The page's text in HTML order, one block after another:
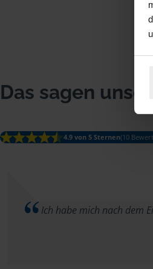
Das sagen
4.9 von 5 Sternen(10
Ich habe mich nach dem